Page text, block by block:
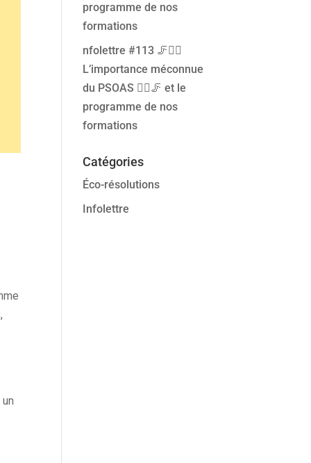
programme de nos
formations
nfolettre #113 🦵🤸‍♀️
L’importance méconnue
du PSOAS 🤸‍♀️🦵 et le
programme de nos
formations
Catégories
Éco-résolutions
Infolettre